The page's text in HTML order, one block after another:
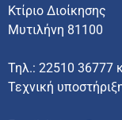
Κτίριο Διοίκησης
Μυτιλήνη 81100
Τηλ.: 22510 36777
Τεχνική